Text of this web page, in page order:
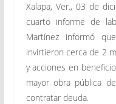
Xalapa, Ver., 03 de
cuarto informe de
Martínez informó
invirtieron cerca de 2
y acciones en
mayor obra pública
contratar deuda.